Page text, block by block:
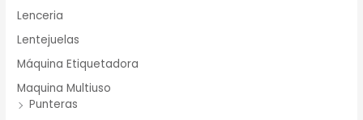
Lenceria
Lentejuelas
Máquina Etiquetadora
Maquina Multiuso
Punteras